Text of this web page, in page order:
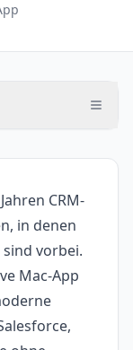
CRM-
in denen
vorbei.
Mac-App